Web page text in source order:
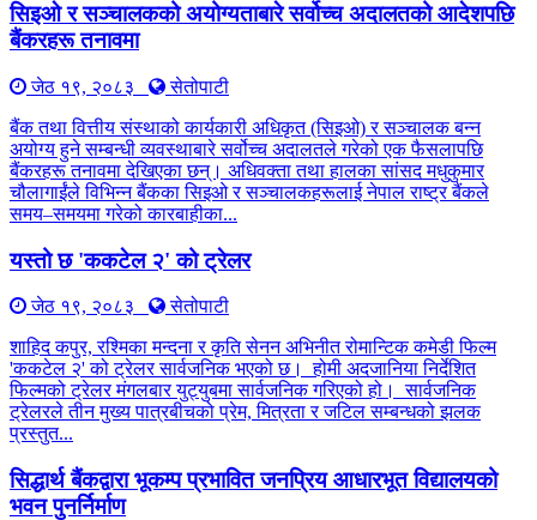
सिइओ र सञ्चालकको अयोग्यताबारे सर्वोच्च अदालतको आदेशपछि
बैंकरहरू तनावमा
जेठ १९, २०८३
सेतोपाटी
बैंक तथा वित्तीय संस्थाको कार्यकारी अधिकृत (सिइओ) र सञ्चालक बन्न
अयोग्य हुने सम्बन्धी व्यवस्थाबारे सर्वोच्च अदालतले गरेको एक फैसलापछि
बैंकरहरू तनावमा देखिएका छन्। अधिवक्ता तथा हालका सांसद मधुकुमार
चौलागाईंले विभिन्न बैंकका सिइओ र सञ्चालकहरूलाई नेपाल राष्ट्र बैंकले
समय–समयमा गरेको कारबाहीका...
यस्तो छ 'ककटेल २' को ट्रेलर
जेठ १९, २०८३
सेतोपाटी
शाहिद कपुर, रश्मिका मन्दना र कृति सेनन अभिनीत रोमान्टिक कमेडी फिल्म
'ककटेल २' को ट्रेलर सार्वजनिक भएको छ। होमी अदजानिया निर्देशित
फिल्मको ट्रेलर मंगलबार युट्युबमा सार्वजनिक गरिएको हो। सार्वजनिक
ट्रेलरले तीन मुख्य पात्रबीचको प्रेम, मित्रता र जटिल सम्बन्धको झलक
प्रस्तुत...
सिद्धार्थ बैंकद्वारा भूकम्प प्रभावित जनप्रिय आधारभूत विद्यालयको
भवन पुनर्निर्माण